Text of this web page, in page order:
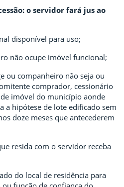
o servidor fará jus ao
disponível para uso;
não ocupe imóvel funcional;
ou companheiro não seja ou
comprador, cessionário
imóvel do município aonde
a hipótese de lote edificado sem
doze meses que antecederem
resida com o servidor receba
do local de residência para